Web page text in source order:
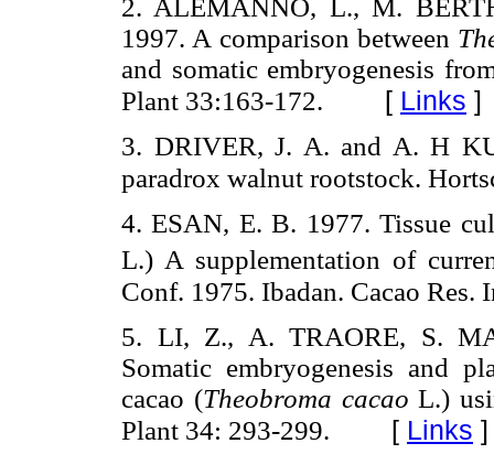
2. ALEMANNO, L., M.
1997. A comparison between
and somatic embryogenesis
Plant 33:163-172. [ Links ]
3. DRIVER, J. A. and A. H
paradrox walnut rootstock.
4. ESAN, E. B. 1977. Tissue
L.) A supplementation of
Conf. 1975. Ibadan. Cacao Res.
5. LI, Z., A. TRAORE, S.
Somatic embryogenesis and
cacao (Theobroma cacaoL.)
Plant 34: 293-299. [ Links ]